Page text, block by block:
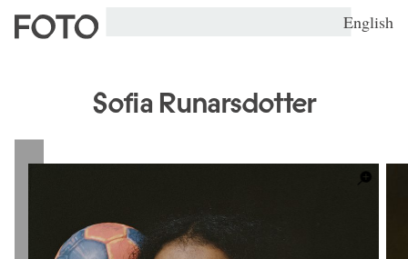
English
Sofia Runarsdotter